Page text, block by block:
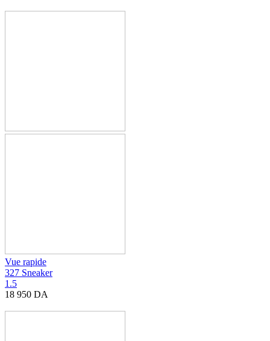
Vue rapide
327 Sneaker
1.5
18 950 DA